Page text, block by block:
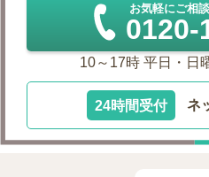
お気軽にご相
0120-
10～17時 平日・日
24時間受付 ネ